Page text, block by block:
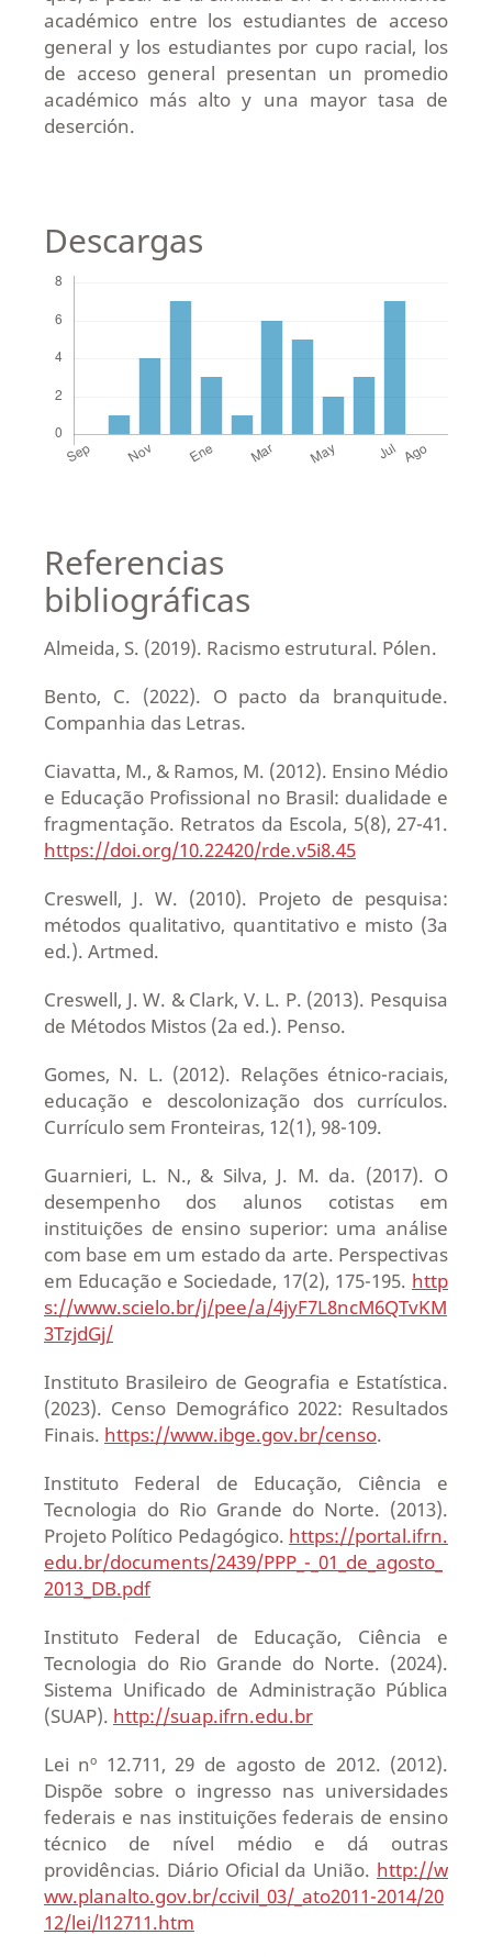
académico entre los estudiantes de acceso
general y los estudiantes por cupo racial, los
de acceso general presentan un promedio
académico más alto y una mayor tasa de
deserción.
Descargas
Referencias
bibliográficas
Almeida, S. (2019). Racismo estrutural. Pólen.
Bento, C. (2022). O pacto da branquitude.
Companhia das Letras.
Ciavatta, M., & Ramos, M. (2012). Ensino Médio
e Educação Profissional no Brasil: dualidade e
fragmentação. Retratos da Escola, 5(8), 27-41.
https://doi.org/10.22420/rde.v5i8.45
Creswell, J. W. (2010). Projeto de pesquisa:
métodos qualitativo, quantitativo e misto (3a
ed.). Artmed.
Creswell, J. W. & Clark, V. L. P. (2013). Pesquisa
de Métodos Mistos (2a ed.). Penso.
Gomes, N. L. (2012). Relações étnico-raciais,
educação e descolonização dos currículos.
Currículo sem Fronteiras, 12(1), 98-109.
Guarnieri, L. N., & Silva, J. M. da. (2017). O
desempenho dos alunos cotistas em
instituições de ensino superior: uma análise
com base em um estado da arte. Perspectivas
em Educação e Sociedade, 17(2), 175-195. http
s://www.scielo.br/j/pee/a/4jyF7L8ncM6QTvKM
3TzjdGj/
Instituto Brasileiro de Geografia e Estatística.
(2023). Censo Demográfico 2022: Resultados
Finais. https://www.ibge.gov.br/censo.
Instituto Federal de Educação, Ciência e
Tecnologia do Rio Grande do Norte. (2013).
Projeto Político Pedagógico. https://portal.ifrn.
edu.br/documents/2439/PPP_-_01_de_agosto_
2013_DB.pdf
Instituto Federal de Educação, Ciência e
Tecnologia do Rio Grande do Norte. (2024).
Sistema Unificado de Administração Pública
(SUAP). http://suap.ifrn.edu.br
Lei nº 12.711, 29 de agosto de 2012. (2012).
Dispõe sobre o ingresso nas universidades
federais e nas instituições federais de ensino
técnico de nível médio e dá outras
providências. Diário Oficial da União. http://w
ww.planalto.gov.br/ccivil_03/_ato2011-2014/20
12/lei/l12711.htm